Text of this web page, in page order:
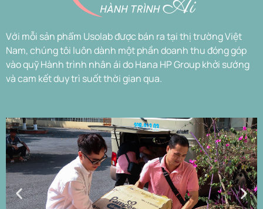
Với mỗi sản phẩm Usolab được bán ra tại thị trường Việt
Nam, chúng tôi luôn dành một phần doanh thu đóng góp
vào quỹ Hành trình nhân ái do Hana HP Group khởi sướng
và cam kết duy trì suốt thời gian qua.